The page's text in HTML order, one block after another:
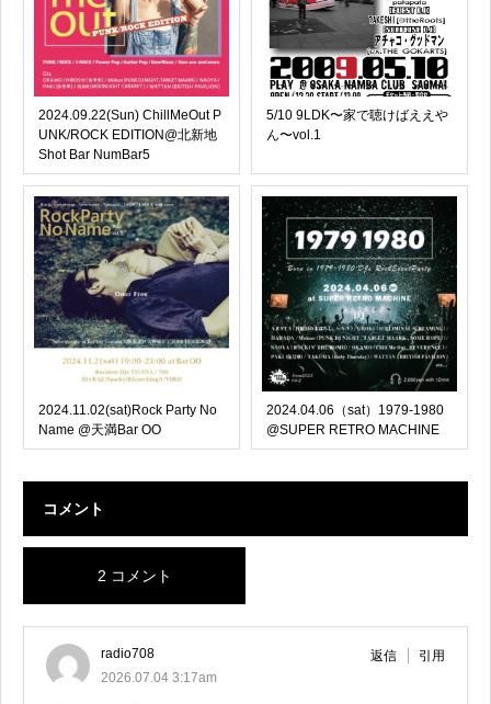
2024.09.22(Sun) ChillMeOut P
UNK/ROCK EDITION@北新地
Shot Bar NumBar5
5/10 9LDK〜家で聴けばええや
ん〜vol.1
2024.11.02(sat)Rock Party No
Name @天満Bar OO
2024.04.06（sat）1979-1980
@SUPER RETRO MACHINE
コメント
2 コメント
radio708
2026.07.04 3:17am
返信 引用